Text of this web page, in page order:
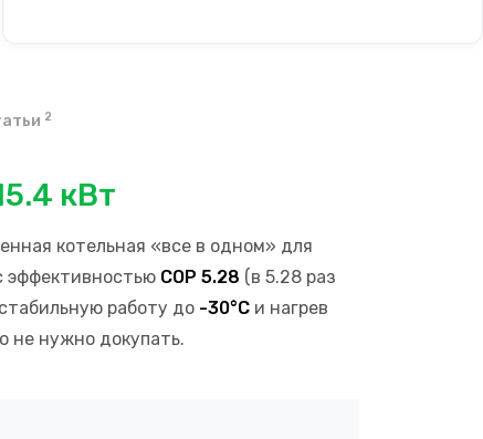
2
кВт
котельная «все в одном» для
эффективностью COP 5.28 (в 5.28 раз
работу до -30°C и нагрев
не нужно докупать.